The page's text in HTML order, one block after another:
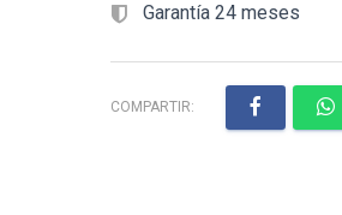
Garantía 24 meses
COMPARTIR: